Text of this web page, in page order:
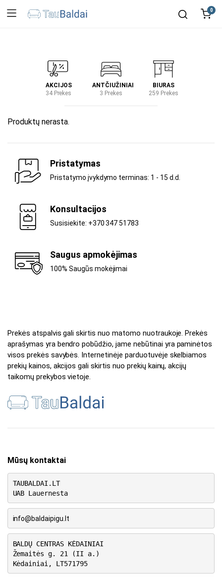
0
AKCIJOS
34 Prekes
ANTČIUŽINIAI
3 Prekes
BIURAS
259 Prekes
Produktų nerasta.
Pristatymas
Pristatymo įvykdymo terminas: 1 - 15 d.d.
Konsultacijos
Susisiekite: +370 347 51783
Saugus apmokėjimas
100% Saugūs mokėjimai
Prekės atspalvis gali skirtis nuo matomo nuotraukoje. Prekės
aprašymas yra bendro pobūdžio, jame nebūtinai yra paminėtos
visos prekės savybės. Internetinėje parduotuvėje skelbiamos
prekių kainos, akcijos gali skirtis nuo prekių kainų, akcijų
taikomų prekybos vietoje.
Mūsų kontaktai
TAUBALDAI.LT
UAB Lauernesta
info@baldaipigu.lt
BALDŲ CENTRAS KĖDAINIAI
Žemaitės g. 21 (II a.)
Kėdainiai, LT571795